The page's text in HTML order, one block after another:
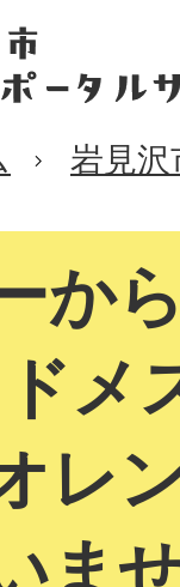
岩見
か
メ
レ
ま